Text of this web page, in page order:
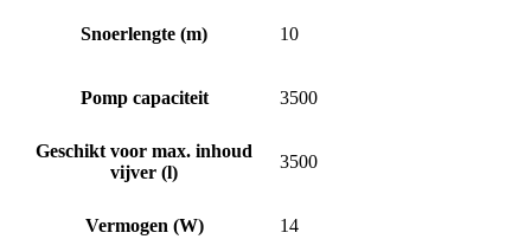
Snoerlengte (m) 10
Pomp capaciteit 3500
Geschikt voor max. inhoud
vijver (l)
3500
Vermogen (W) 14